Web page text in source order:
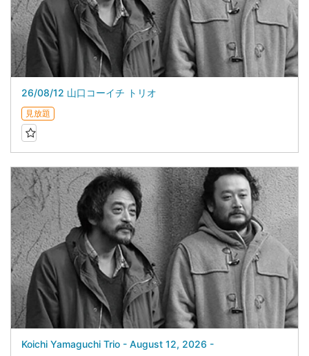
26/08/12 山口コーイチ トリオ
見放題
Koichi Yamaguchi Trio - August 12, 2026 -